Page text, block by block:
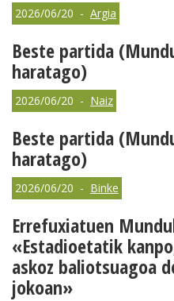
2026/06/20 - Argia
Beste partida
haratago)
2026/06/20 - Naiz
Beste partida
haratago)
2026/06/20 - Binke
Errefuxiatuen
«Estadioetatik
askoz baliotsuagoa
jokoan»